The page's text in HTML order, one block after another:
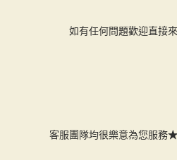
如有任何問題歡迎直接
客服團隊均很樂意為您服務